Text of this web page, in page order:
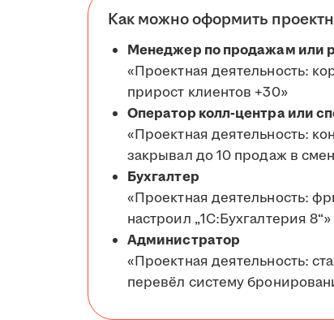
Как можно оформить
Менеджер по продажам или
«Проектная деятельность:
прирост клиентов +30»
Оператор колл-центра или
«Проектная деятельность:
закрывал до 10 продаж в
Бухгалтер
«Проектная деятельность:
настроил „1С:Бухгалтерия 8“»
Администратор
«Проектная деятельность:
перевёл систему